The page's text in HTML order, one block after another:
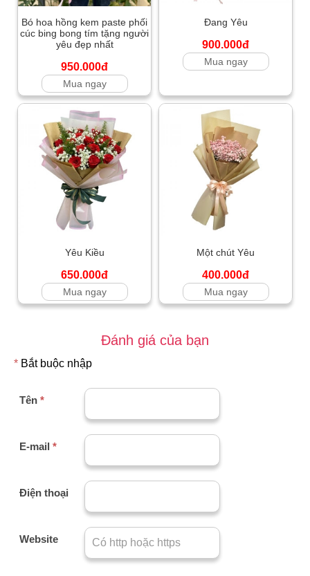
Bó hoa hồng kem paste phối
cúc bing bong tím tặng người
yêu đẹp nhất
950.000đ
Mua ngay
Đang Yêu
900.000đ
Mua ngay
Yêu Kiều
650.000đ
Mua ngay
Một chút Yêu
400.000đ
Mua ngay
Đánh giá của bạn
* Bắt buộc nhập
Tên *
E-mail *
Điện thoại
Website